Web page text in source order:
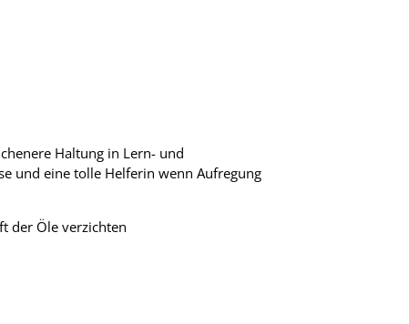
Haltung in Lern- und
und eine tolle Helferin wenn Aufregung
der Öle verzichten